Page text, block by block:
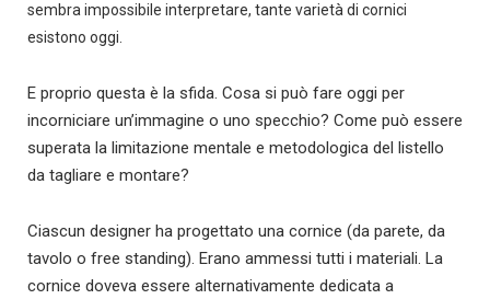
sembra impossibile interpretare, tante varietà di cornici
esistono oggi.
E proprio questa è la sfida. Cosa si può fare oggi per
incorniciare un’immagine o uno specchio? Come può essere
superata la limitazione mentale e metodologica del listello
da tagliare e montare?
Ciascun designer ha progettato una cornice (da parete, da
tavolo o free standing). Erano ammessi tutti i materiali. La
cornice doveva essere alternativamente dedicata a